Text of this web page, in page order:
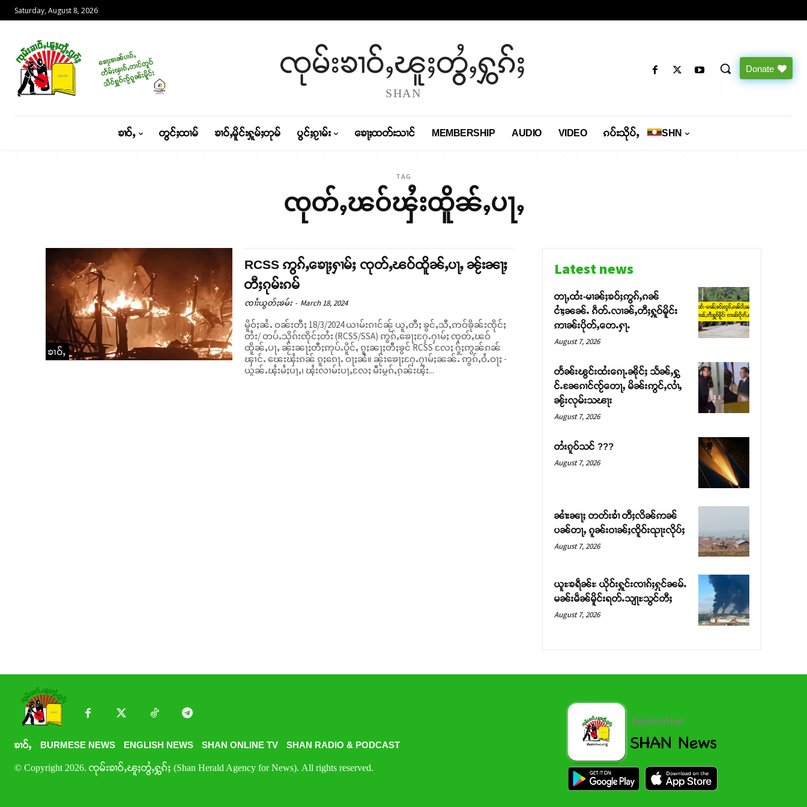
Saturday, August 8, 2026
ၸုမ်းၶၢဝ်ႇၽူႈတွႆႇႁွၵ်ႈ
SHAN
Donate
ၶၢဝ်ႇ တွင်ႈထၢမ် ၶၢဝ်ႇမိူင်းႁူမ်ႈတုမ် ပွင်ႈၵႂၢမ်း ၶေႃႈထတ်းသၢင် MEMBERSHIP AUDIO VIDEO ၵပ်းသိုပ်ႇ SHN
TAG
ၸုတ်ႇၽဝ်ၾႆးထိူၼ်ႇပႃႇ
ၶၢဝ်ႇ
RCSS ဢွၵ်ႇၶေႃႈႁၢမ်ႈ ၸုတ်ႇၽဝ်ထိူၼ်ႇပႃႇ ၼႂ်းၼႃႈ
တီႈၵုမ်းၵမ်
ၸၢႆးယွတ်ႈၶမ်း - March 18, 2024
မိူဝ်ႈၼႆႉ ဝၼ်းတီႈ 18/3/2024 ယၢမ်းၵၢင်ၼႂ် ယူႇတီႈ ၶွင်ႇသီႇဢဝ်ၶိုၼ်းၸိုင်ႈ
တႆး/ တပ်ႉသိုၵ်းၸိုင်ႈတႆး (RCSS/SSA) ဢွၵ်ႇၶေႃႈႁႄႉႁၢမ်ႈ ၸုတ်ႇၽဝ်
ထိူၼ်ႇပႃႇ ၼႂ်းၼႃႈတီႈဢုပ်ႉပိူင်ႇ ၵူႈၼႃႈတီႈၶွင် RCSS လႄႈ ႁႂ်ႈဢွၼ်ၵၼ်
ၾၢင်ႉ ၽေးၾႆးၵၼ် ၵူႈၵေႃႉ ဝႃႈၼႆ။ ၼႂ်းၶေႃႈႁႄႉႁၢမ်ႈၼၼ်ႉ ဢွၵ်ႇဝႆႉဝႃႈ -
ယွၼ်ႉၾႆးမႆႈပႃႇ၊ ၾႆးလၢမ်းပႃႇလႄႈ မီးမွၵ်ႇၵႂၼ်းၾႆး...
Latest news
တႃႇထႆး-မၢၼ်ႈၶဝ်ႈဢွၵ်ႇၵၼ်
ငၢႆႈၼၼ်ႉ ၵဵတ်ႉလၢၼ်ႇတီႈႁူဝ်မိူင်း
ဢၢၼ်းပိုတ်ႇတေႉႁႃႉ
August 7, 2026
တႅၼ်းၽွင်းထႆးၵေႃႉၼိုင်ႈ သႅၼ်ႇႁွ
င်ႉၼႄၵၢင်ၸႂ်တေႃႇ မိၼ်းဢွင်ႇလၢႆႇ
ၼႂ်းလုမ်းသၽႃး
August 7, 2026
တႆးၵူဝ်သင် ???
August 7, 2026
ၼၢႆးၼႃႈ တတ်းၶၢႆ တီႈလိၼ်ဢၼ်
ပၼ်တႃႇ ၵူၼ်းဝၢၼ်ႈၸိူဝ်းၺႃးလိုပ်ႈ
August 7, 2026
ယူႊၶရဵၼ်ႊ ယိုဝ်းႁူင်းၸၢၵ်ႈႁုင်ၼမ်ႉ
မၼ်းမဵၼ်မိူင်းရတ်ႉသျႃႊသွင်တီႈ
August 7, 2026
ၶၢဝ်ႇ BURMESE NEWS ENGLISH NEWS SHAN ONLINE TV SHAN RADIO & PODCAST
© Copyright 2026. ၸုမ်းၶၢဝ်ႇၽူႈတွႆႇႁွၵ်ႈ (Shan Herald Agency for News). All rights reserved.